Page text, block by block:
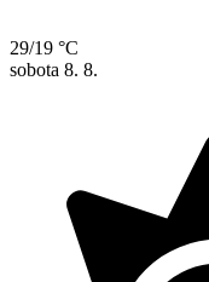
29/19 °C
sobota 8. 8.